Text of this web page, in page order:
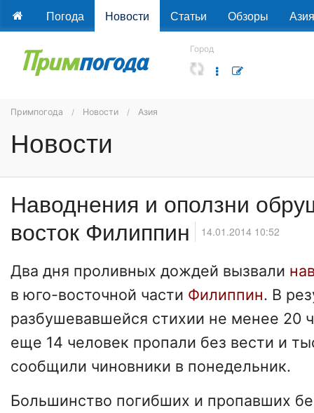
Погода Новости Статьи Обзоры Азия
Город
Примпогода Новости Азия
Новости
Наводнения и оползни
восток Филиппин
14.01.2014 10:52
Два дня проливных дождей вызвали
в юго-восточной части Филиппин. В
разбушевавшейся стихии не менее 20
еще 14 человек пропали без вести и
сообщили чиновники в понедельник.
Большинство погибших и пропавших